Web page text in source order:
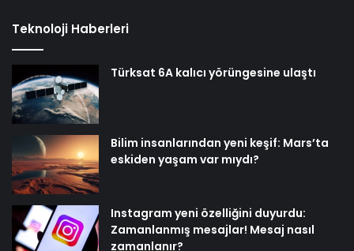
Teknoloji Haberleri
Türksat 6A kalıcı yörüngesine ulaştı
Bilim insanlarından yeni keşif: Mars’ta
eskiden yaşam var mıydı?
Instagram yeni özelliğini duyurdu:
Zamanlanmış mesajlar! Mesaj nasıl
zamanlanır?